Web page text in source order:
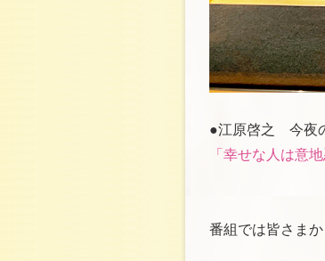
●江原啓之 今夜
「幸せな人は意
番組では皆さま